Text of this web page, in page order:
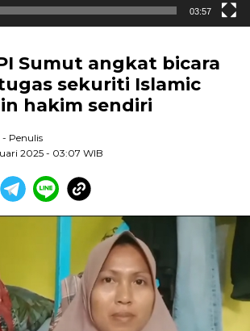
03:57
Sumut angkat bicara
sekuriti Islamic
hakim sendiri
- Penulis
2025 - 03:07 WIB